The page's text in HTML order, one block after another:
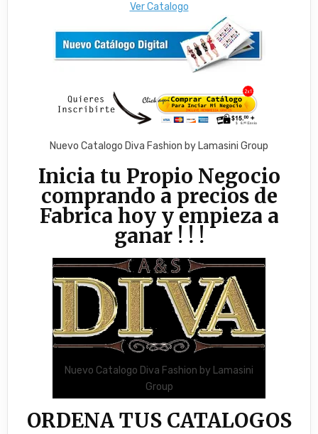
Ver Catalogo
Nuevo Catalogo Diva Fashion by Lamasini Group
Inicia tu Propio Negocio
comprando a precios de
Fabrica hoy y empieza a
ganar ! ! !
Nuevo Catalogo Diva Fashion by Lamasini
Group
ORDENA TUS CATALOGOS